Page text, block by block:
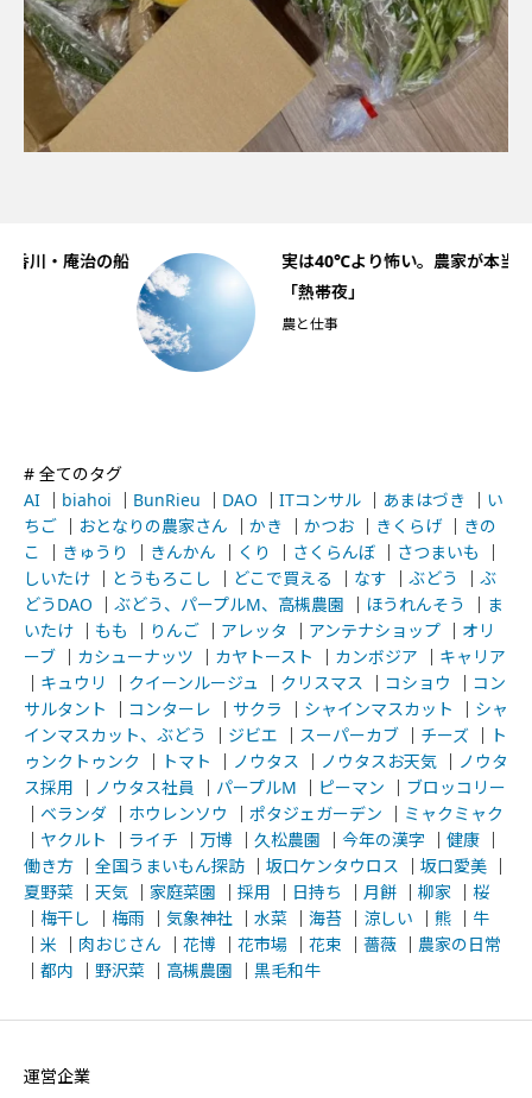
実は40℃より怖い。農家が本当に恐れている
「熱帯夜」
農と仕事
# 全てのタグ
AI ｜ biahoi ｜ BunRieu ｜ DAO ｜ ITコンサル ｜ あまはづき ｜ い
ちご ｜ おとなりの農家さん ｜ かき ｜ かつお ｜ きくらげ｜ きの
こ
｜ きゅうり ｜ きんかん ｜ くり ｜ さくらんぼ ｜ さつまいも
｜
しいたけ ｜ とうもろこし ｜ どこで買える ｜ なす ｜ ぶどう ｜ ぶ
どうDAO ｜ ぶどう、パープルM、高槻農園 ｜ ほうれんそう ｜ ま
いたけ ｜ もも ｜ りんご ｜ アレッタ ｜ アンテナショップ ｜ オリ
ーブ ｜ カシューナッツ ｜ カヤトースト ｜ カンボジア ｜ キャリア
｜ キュウリ ｜ クイーンルージュ ｜ クリスマス ｜ コショウ ｜ コン
サルタント
｜ コンターレ ｜ サクラ ｜ シャインマスカット ｜ シャ
インマスカット、ぶどう
｜ ジビエ ｜ スーパーカブ ｜ チーズ ｜ ト
ゥンクトゥンク
｜ トマト ｜ ノウタス ｜ ノウタスお天気 ｜ ノウタ
ス採用 ｜ ノウタス社員 ｜ パープルM ｜ ピーマン ｜ ブロッコリー
｜ ベランダ ｜ ホウレンソウ ｜ ポタジェガーデン ｜ ミャクミャク
｜ ヤクルト ｜ ライチ ｜ 万博 ｜ 久松農園 ｜ 今年の漢字 ｜ 健康 ｜
働き方 ｜ 全国うまいもん探訪 ｜ 坂口ケンタウロス ｜ 坂口愛美 ｜
夏野菜 ｜ 天気 ｜ 家庭菜園 ｜ 採用 ｜ 日持ち ｜ 月餅 ｜ 柳家 ｜ 桜
｜ 梅干し ｜ 梅雨 ｜ 気象神社 ｜ 水菜 ｜ 海苔 ｜ 涼しい ｜ 熊 ｜ 牛
｜ 米 ｜ 肉おじさん ｜ 花博 ｜ 花市場 ｜ 花束 ｜ 薔薇 ｜ 農家の日常
｜ 都内 ｜ 野沢菜 ｜ 高槻農園 ｜ 黒毛和牛
運営企業